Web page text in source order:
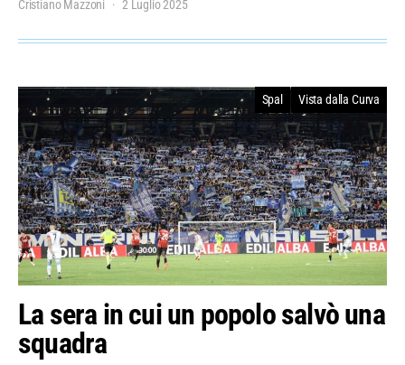
Cristiano Mazzoni 2 Luglio 2025
Spal Vista dalla Curva
La sera in cui un popolo salvò una
squadra